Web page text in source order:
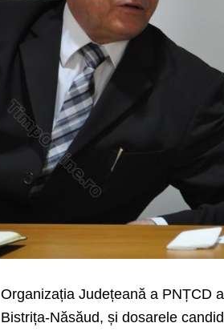
Organizația Județeană a PNȚCD
Bistrița-Năsăud, și dosarele